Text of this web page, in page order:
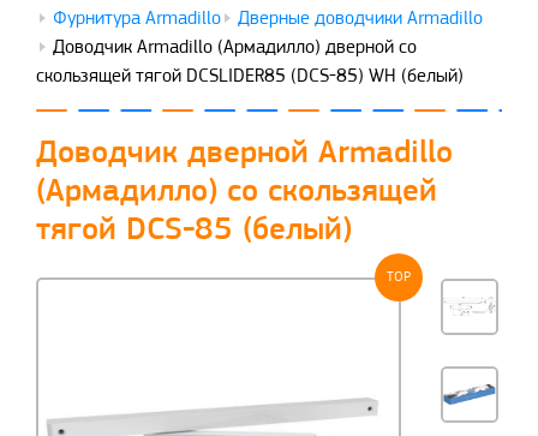
Фурнитура Armadillo
Дверные доводчики Armadillo
Доводчик Armadillo (Армадилло) дверной со
скользящей тягой DCSLIDER85 (DCS-85) WH (белый)
Доводчик дверной Armadillo
(Армадилло) со скользящей
тягой DCS-85 (белый)
TOP